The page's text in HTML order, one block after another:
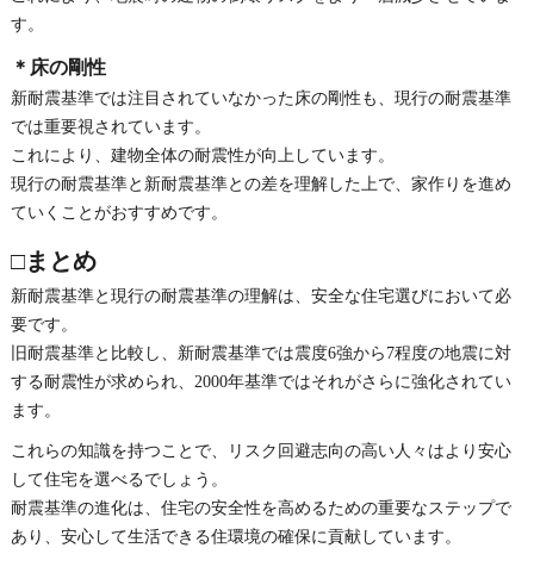
す。
＊床の剛性
新耐震基準では注目されていなかった床の剛性も、現行の耐震基準
では重要視されています。
これにより、建物全体の耐震性が向上しています。
現行の耐震基準と新耐震基準との差を理解した上で、家作りを進め
ていくことがおすすめです。
□まとめ
新耐震基準と現行の耐震基準の理解は、安全な住宅選びにおいて必
要です。
旧耐震基準と比較し、新耐震基準では震度6強から7程度の地震に対
する耐震性が求められ、2000年基準ではそれがさらに強化されてい
ます。
これらの知識を持つことで、リスク回避志向の高い人々はより安心
して住宅を選べるでしょう。
耐震基準の進化は、住宅の安全性を高めるための重要なステップで
あり、安心して生活できる住環境の確保に貢献しています。